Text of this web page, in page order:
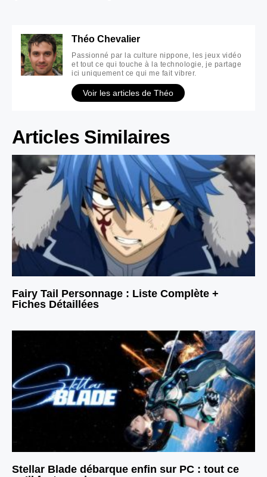
Théo Chevalier
Passionné par la culture nippone, les jeux vidéo
et tout ce qui touche à la technologie, je partage
ici uniquement ce qui me fait vibrer.
Voir les articles de Théo
Articles Similaires
Fairy Tail Personnage : Liste Complète +
Fiches Détaillées
Stellar Blade débarque enfin sur PC : tout ce